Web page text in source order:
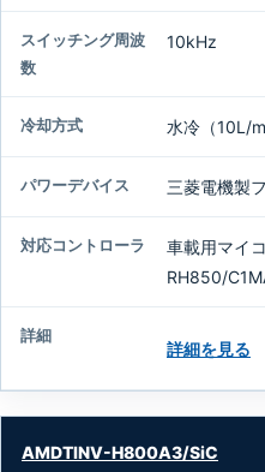
パ
ワ
ー
デ
ス
対
コ
ン
10kHz
水冷（10L/
三菱電機製
車載用マイ
RH850/
詳細を見る
AMDTINV-H800A3/SiC